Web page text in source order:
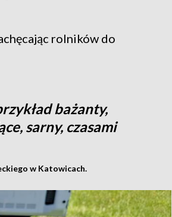
rolników do
bażanty,
sarny, czasami
w Katowicach.